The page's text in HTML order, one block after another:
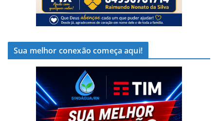
Sua melhor conexão começa aqui!